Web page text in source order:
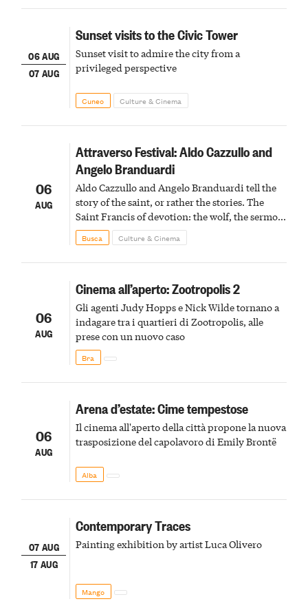
06 AUG
07 AUG
Sunset visits to the Civic Tower
Sunset visit to admire the city from a
privileged perspective
Cuneo Culture & Cinema
06
AUG
Attraverso Festival: Aldo Cazzullo and
Angelo Branduardi
Aldo Cazzullo and Angelo Branduardi tell the
story of the saint, or rather the stories. The
Saint Francis of devotion: the wolf, the sermon
to the birds, the stigmata
Busca Culture & Cinema
06
AUG
Cinema all’aperto: Zootropolis 2
Gli agenti Judy Hopps e Nick Wilde tornano a
indagare tra i quartieri di Zootropolis, alle
prese con un nuovo caso
Bra
06
AUG
Arena d’estate: Cime tempestose
Il cinema all'aperto della città propone la nuova
trasposizione del capolavoro di Emily Brontë
Alba
07 AUG
17 AUG
Contemporary Traces
Painting exhibition by artist Luca Olivero
Mango